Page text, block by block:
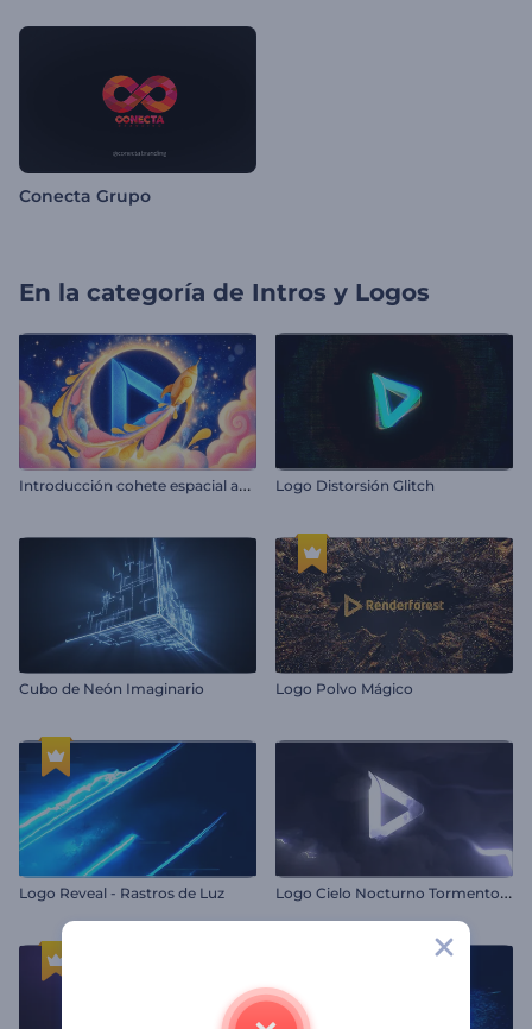
Conecta Grupo
En la categoría de Intros y Logos
I
ntroducción cohete espacial animado Logo Distorsión Glitch
Cubo de Neón Imaginario Logo Polvo Mágico
Logo Reveal - Rastros de Luz L
ogo Cielo Nocturno Tormentoso